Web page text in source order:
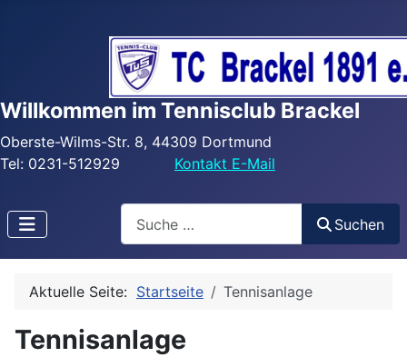
Willkommen im Tennisclub Brackel
Oberste-Wilms-Str. 8, 44309 Dortmund
Tel: 0231-512929
Kontakt E-Mail
Suchen
Aktuelle Seite: Startseite Tennisanlage
Tennisanlage